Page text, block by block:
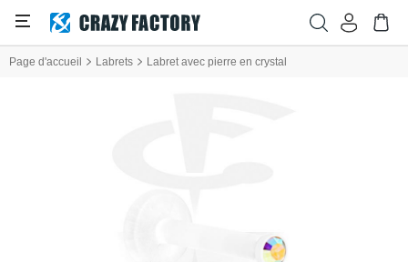
Page d'accueil Labrets Labret avec pierre en crystal